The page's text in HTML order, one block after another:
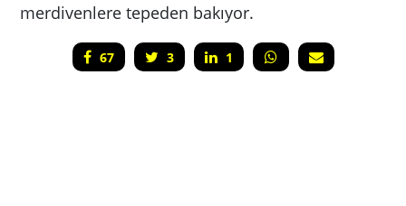
merdivenlere tepeden bakıyor.
67 3 1